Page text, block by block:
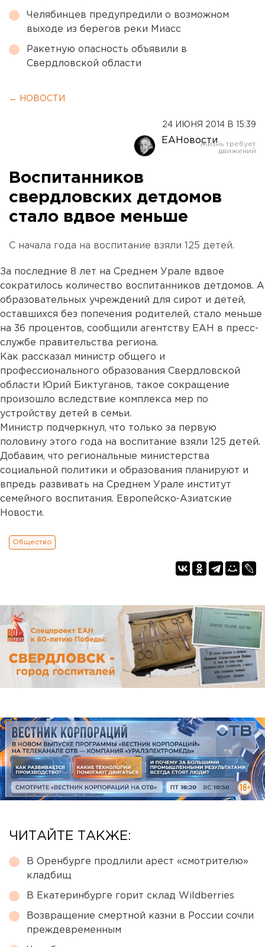
Челябинцев предупредили о возможном
выходе из берегов реки Миасс
Ракетную опасность объявили в
Свердловской области
← НОВОСТИ
24 ИЮНЯ 2014 В 15:39
ЕАНовости
Воспитанников
свердловских детдомов
стало вдвое меньше
С начала года на воспитание взяли 125 детей.
За последние 8 лет на Среднем Урале вдвое
сократилось количество воспитанников детдомов. А
образовательных учреждений для сирот и детей,
оставшихся без попечения родителей, стало меньше
на 36 процентов, сообщили агентству ЕАН в пресс-
службе правительства региона.
Как рассказал министр общего и
профессионального образования Свердловской
области Юрий Биктуганов, такое сокращение
произошло вследствие комплекса мер по
устройству детей в семьи.
Министр подчеркнул, что только за первую
половину этого года на воспитание взяли 125 детей.
Добавим, что региональные министерства
социальной политики и образования планируют и
впредь развивать на Среднем Урале институт
семейного воспитания. Европейско-Азиатские
Новости.
Общество
ЧИТАЙТЕ ТАКЖЕ:
В Оренбурге продлили арест «смотрителю»
кладбищ
В Екатеринбурге горит склад Wildberries
Возвращение смертной казни в России сочли
преждевременным